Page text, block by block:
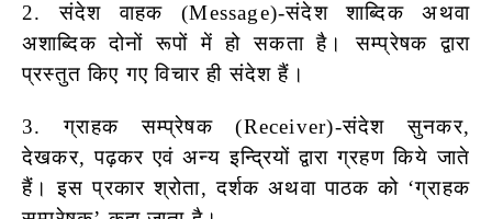
2. संदेश वाहक (Message)-संदेश शाब्दिक अथवा
अशाब्दिक दोनों रूपोंमें हो सकता है। सम्प्रेषक द्वारा
प्रस्तुत किए गए विचार ही संदेश हैं।
3. ग्राहक सम्प्रेषक (Receiver)-संदेश सुनकर,
देखकर, पढ़कर एवं अन्यइन्द्रियों द्वारा ग्रहण किये जाते
हैं। इस प्रकार श्रोता, दर्शक अथवा पाठक को ‘ग्राहक